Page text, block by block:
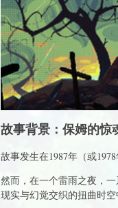
故事背景：保姆的惊
故事发生在1987年（或
然而，在一个雷雨之夜，
现实与幻觉交织的扭曲时